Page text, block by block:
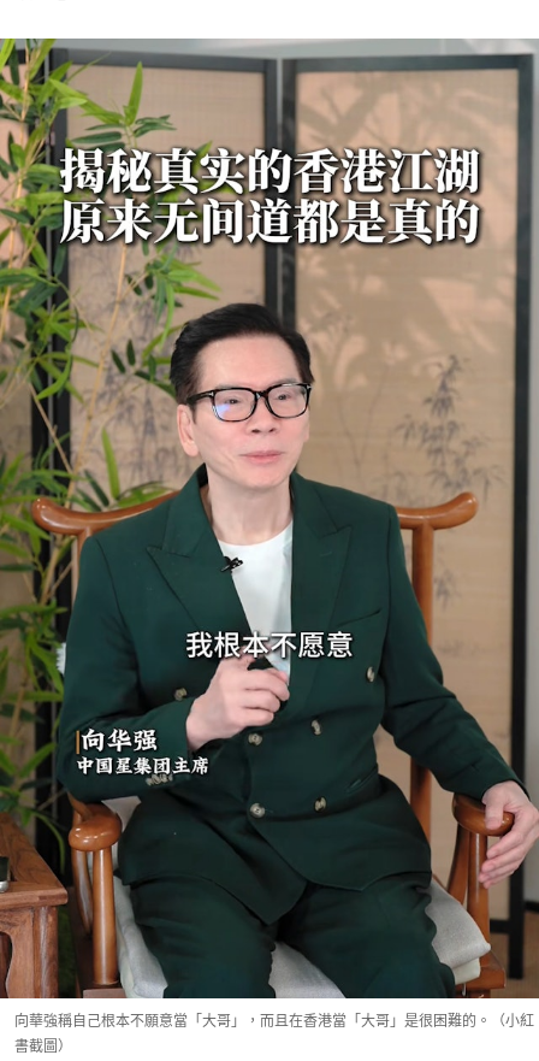
向華強稱自己根本不願意當「大哥」，而且在香港當「大哥」是很困難的。（小紅
書截圖）